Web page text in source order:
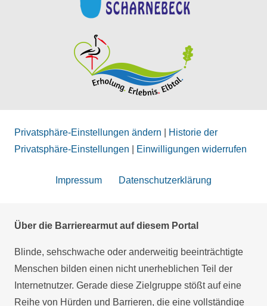
Privatsphäre-Einstellungen ändern
Historie der
Privatsphäre-Einstellungen
Einwilligungen widerrufen
Impressum Datenschutzerklärung
Über die Barrierearmut auf diesem Portal
Blinde, sehschwache oder anderweitig beeinträchtigte
Menschen bilden einen nicht unerheblichen Teil der
Internetnutzer. Gerade diese Zielgruppe stößt auf eine
Reihe von Hürden und Barrieren, die eine vollständige